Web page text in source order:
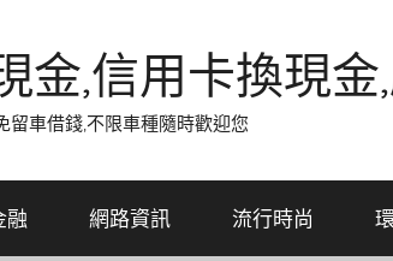
金,信用卡換現
留車借錢,不限車種隨時歡迎您
融 網路資訊 流行時尚